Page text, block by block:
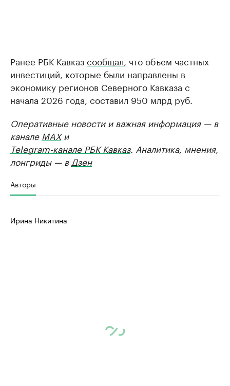
Ранее РБК Кавказсообщал , что объем частных
инвестиций, которые были направлены в
экономику регионов Северного Кавказа с
начала 2026 года, составил 950 млрд руб.
Оперативные новости и важная информация — в
канале MAXи
Telegram-канале РБК Кавказ. Аналитика, мнения,
лонгриды — в Дзен
Авторы
Ирина Никитина